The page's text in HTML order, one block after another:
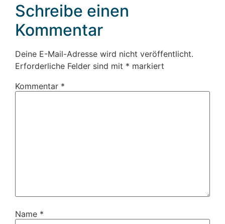
Schreibe einen
Kommentar
Deine E-Mail-Adresse wird nicht veröffentlicht.
Erforderliche Felder sind mit * markiert
Kommentar *
Name *